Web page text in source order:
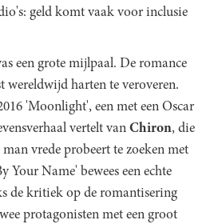
geld komt vaak voor inclusie
een grote mijlpaal. De romance
wereldwijd harten te veroveren.
'Moonlight', een met een Oscar
vertelt van Chiron, die
vrede probeert te zoeken met
Name' bewees een echte
de kritiek op de romantisering
protagonisten met een groot